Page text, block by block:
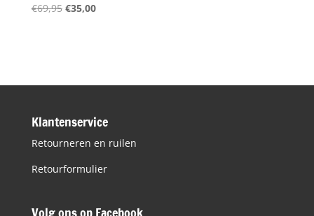
€69,95 Oorspronkelijke
€35,00Huidige
Klantenservice
Retourneren en ruilen
Retourformulier
Volg ons op Facebook